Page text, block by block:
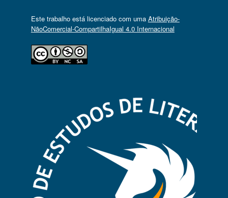
Este trabalho está licenciado com uma Atribuição-
NãoComercial-CompartilhaIgual 4.0 Internacional